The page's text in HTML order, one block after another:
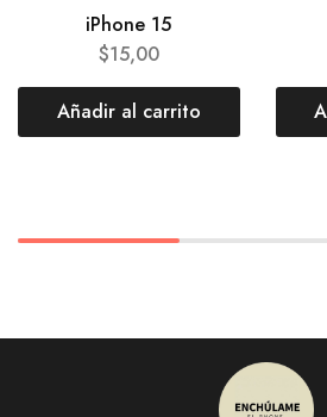
iPhone 15
$15,00
Añadir al carrito